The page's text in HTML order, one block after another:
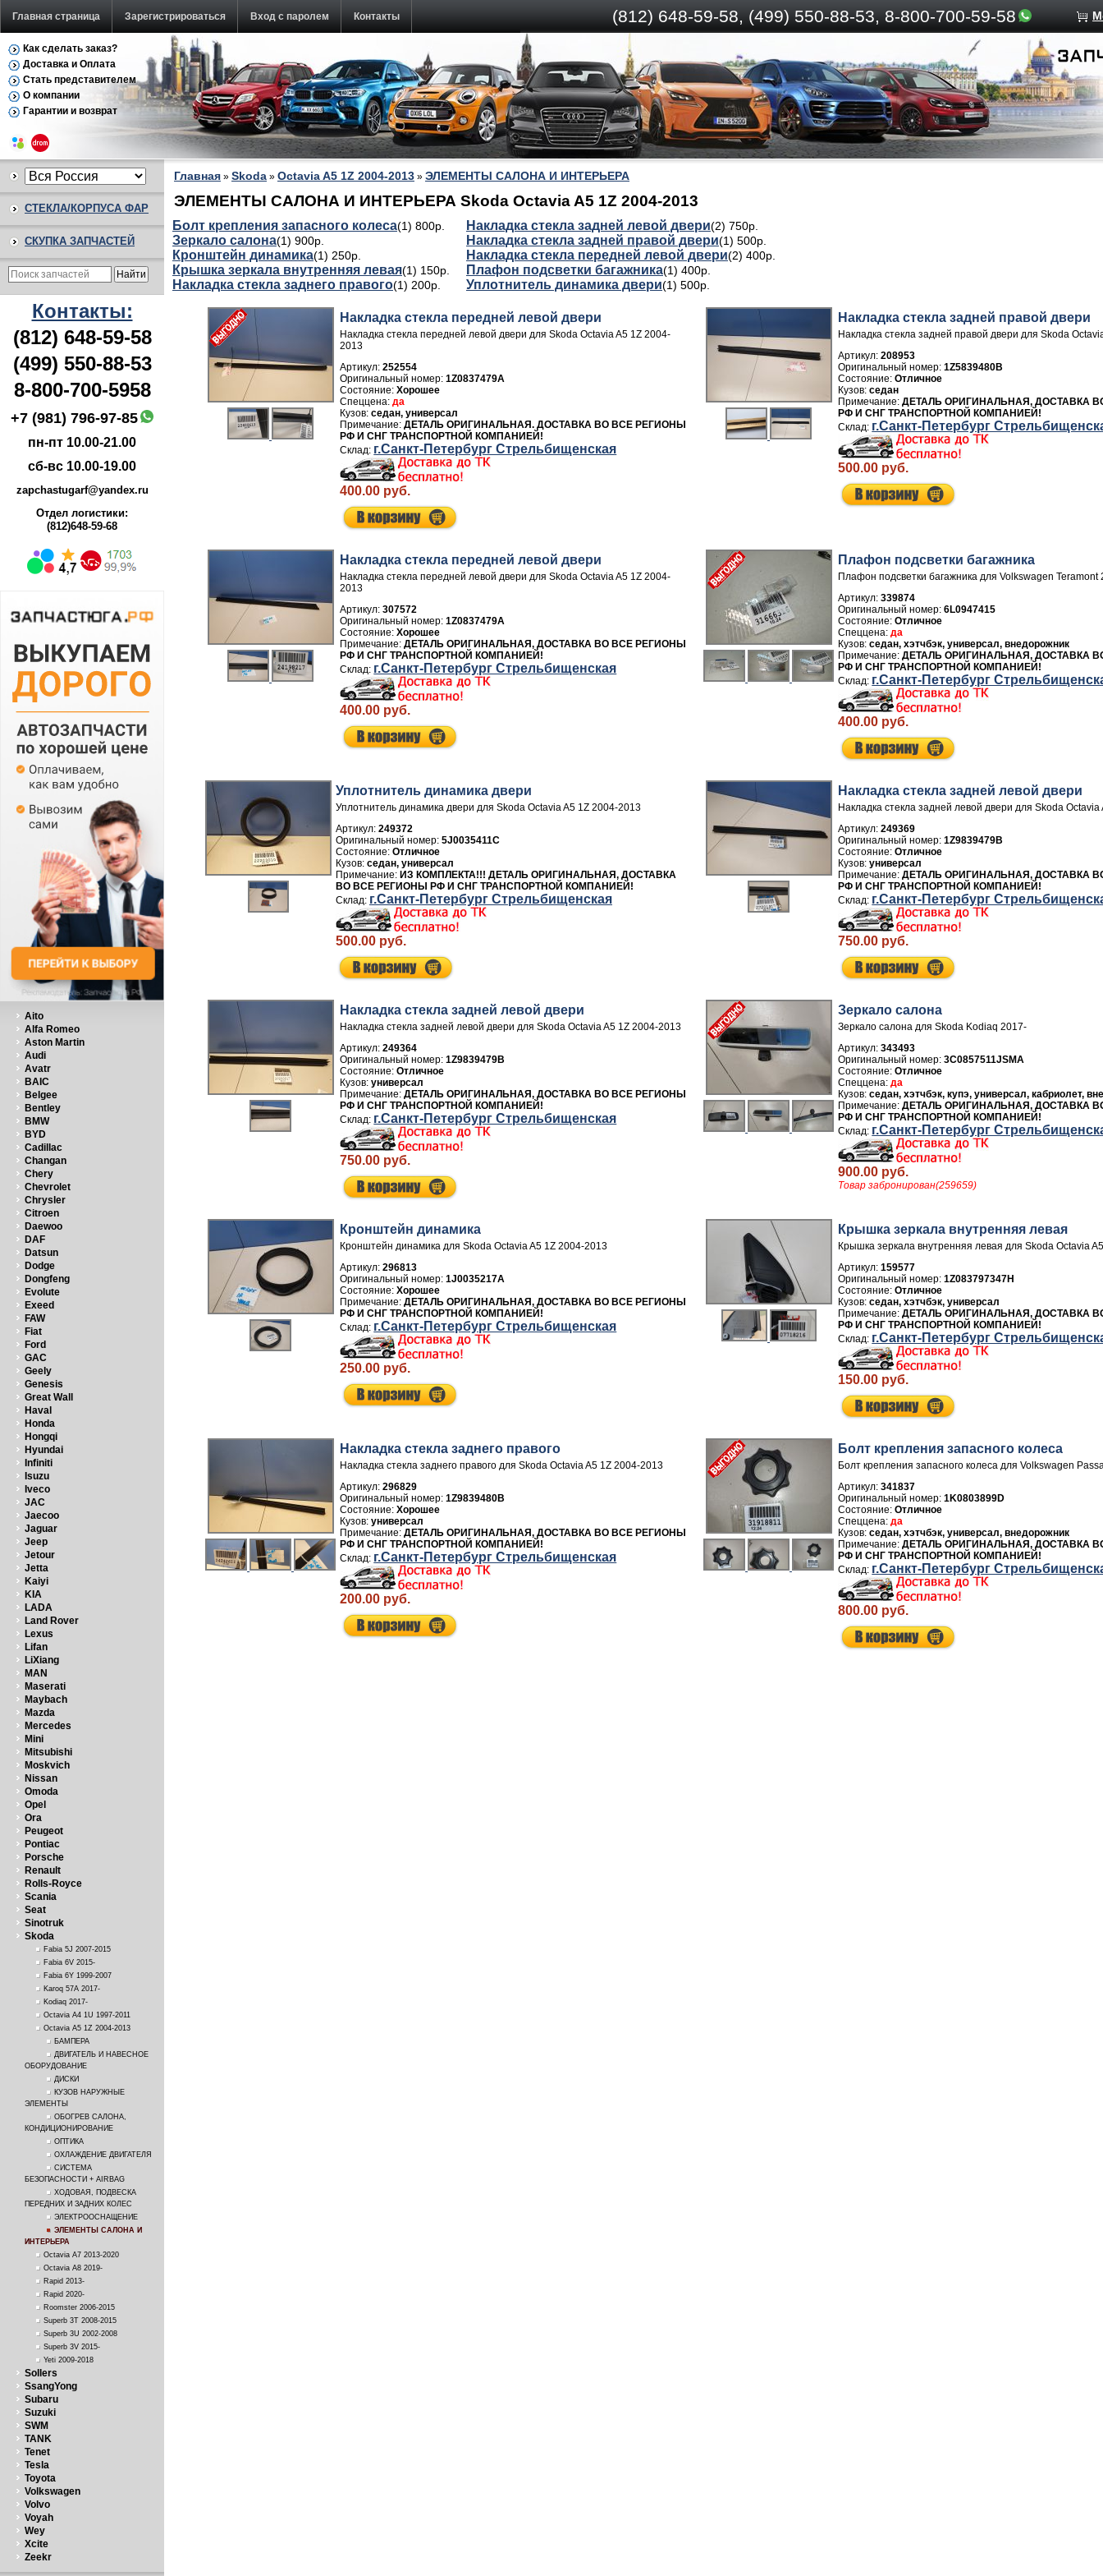
Главная страница Зарегистрироваться Вход с паролем Контакты (812) 648-59-58, (499) 550-88-53, 8-800-700-59-58
Как сделать заказ?
Доставка и Оплата
Стать представителем
О компании
Гарантии и возврат
СТЕКЛА/КОРПУСА ФАР
СКУПКА ЗАПЧАСТЕЙ
Контакты:
(812) 648-59-58
(499) 550-88-53
8-800-700-5958
+7 (981) 796-97-85
пн-пт 10.00-21.00
сб-вс 10.00-19.00
zapchastugarf@yandex.ru
Отдел логистики:
(812)648-59-68
Aito
Alfa Romeo
Aston Martin
Audi
Avatr
BAIC
Belgee
Bentley
BMW
BYD
Cadillac
Changan
Chery
Chevrolet
Chrysler
Citroen
Daewoo
DAF
Datsun
Dodge
Dongfeng
Evolute
Exeed
FAW
Fiat
Ford
GAC
Geely
Genesis
Great Wall
Haval
Honda
Hongqi
Hyundai
Infiniti
Isuzu
Iveco
JAC
Jaecoo
Jaguar
Jeep
Jetour
Jetta
Kaiyi
KIA
LADA
Land Rover
Lexus
Lifan
LiXiang
MAN
Maserati
Maybach
Mazda
Mercedes
Mini
Mitsubishi
Moskvich
Nissan
Omoda
Opel
Ora
Peugeot
Pontiac
Porsche
Renault
Rolls-Royce
Scania
Seat
Sinotruk
Skoda
Fabia 5J 2007-2015
Fabia 6V 2015-
Fabia 6Y 1999-2007
Karoq 57A 2017-
Kodiaq 2017-
Octavia A4 1U 1997-2011
Octavia A5 1Z 2004-2013
БАМПЕРА
ДВИГАТЕЛЬ И НАВЕСНОЕ
ОБОРУДОВАНИЕ
ДИСКИ
КУЗОВ НАРУЖНЫЕ
ЭЛЕМЕНТЫ
ОБОГРЕВ САЛОНА,
КОНДИЦИОНИРОВАНИЕ
ОПТИКА
ОХЛАЖДЕНИЕ ДВИГАТЕЛЯ
СИСТЕМА
БЕЗОПАСНОСТИ + AIRBAG
ХОДОВАЯ, ПОДВЕСКА
ПЕРЕДНИХ И ЗАДНИХ КОЛЕС
ЭЛЕКТРООСНАЩЕНИЕ
ЭЛЕМЕНТЫ САЛОНА И
ИНТЕРЬЕРА
Octavia A7 2013-2020
Octavia A8 2019-
Rapid 2013-
Rapid 2020-
Roomster 2006-2015
Superb 3T 2008-2015
Superb 3U 2002-2008
Superb 3V 2015-
Yeti 2009-2018
Sollers
SsangYong
Subaru
Suzuki
SWM
TANK
Tenet
Tesla
Toyota
Volkswagen
Volvo
Voyah
Wey
Xcite
Zeekr
Главная » Skoda » Octavia A5 1Z 2004-2013 » ЭЛЕМЕНТЫ САЛОНА И ИНТЕРЬЕРА
ЭЛЕМЕНТЫ САЛОНА И ИНТЕРЬЕРА Skoda Octavia A5 1Z 2004-2013
Болт крепления запасного колеса(1) 800р.
Зеркало салона(1) 900р.
Кронштейн динамика(1) 250р.
Крышка зеркала внутренняя левая(1) 150р.
Накладка стекла заднего правого(1) 200р.
Накладка стекла задней левой двери(2) 750р.
Накладка стекла задней правой двери(1) 500р.
Накладка стекла передней левой двери(2) 400р.
Плафон подсветки багажника(1) 400р.
Уплотнитель динамика двери(1) 500р.
Накладка стекла передней левой двери
Накладка стекла передней левой двери для Skoda Octavia A5 1Z 2004-
2013
Артикул:252554
1Z0837479A
Хорошее
да
седан, универсал
ДЕТАЛЬ ОРИГИНАЛЬНАЯ. ДОСТАВКА ВО ВСЕ РЕГИОНЫ
РФ И СНГ ТРАНСПОРТНОЙ КОМПАНИЕЙ!
г.Санкт-Петербург Стрельбищенская
400.00 руб.
Накладка стекла задней правой двери
Накладка стекла задней правой двери для Skoda
Артикул:208953
1Z5839480B
Отличное
седан
ДЕТАЛЬ ОРИГИНАЛЬНАЯ, ДОСТАВКА
РФ И СНГ ТРАНСПОРТНОЙ КОМПАНИЕЙ!
г.Санкт-Петербург
500.00 руб.
Накладка стекла передней левой двери
Накладка стекла передней левой двери для Skoda Octavia A5 1Z 2004-
2013
Артикул:307572
1Z0837479A
Хорошее
ДЕТАЛЬ ОРИГИНАЛЬНАЯ, ДОСТАВКА ВО ВСЕ РЕГИОНЫ
РФ И СНГ ТРАНСПОРТНОЙ КОМПАНИЕЙ!
г.Санкт-Петербург Стрельбищенская
400.00 руб.
Плафон подсветки багажника
Плафон подсветки багажника для Volkswagen Teramont
Артикул:339874
6L0947415
Отличное
да
седан, хэтчбэк, универсал, внедорожник
ДЕТАЛЬ ОРИГИНАЛЬНАЯ, ДОСТАВКА
РФ И СНГ ТРАНСПОРТНОЙ КОМПАНИЕЙ!
г.Санкт-Петербург
400.00 руб.
Уплотнитель динамика двери
Уплотнитель динамика двери для Skoda Octavia A5 1Z 2004-2013
Артикул: 249372
5J0035411C
Отличное
седан, универсал
ИЗ КОМПЛЕКТА!!! ДЕТАЛЬ ОРИГИНАЛЬНАЯ, ДОСТАВКА
ВО ВСЕ РЕГИОНЫ РФ И СНГ ТРАНСПОРТНОЙ КОМПАНИЕЙ!
г.Санкт-Петербург Стрельбищенская
500.00 руб.
Накладка стекла задней левой двери
Накладка стекла задней левой двери для Skoda
Артикул:249369
1Z9839479B
Отличное
универсал
ДЕТАЛЬ ОРИГИНАЛЬНАЯ, ДОСТАВКА
РФ И СНГ ТРАНСПОРТНОЙ КОМПАНИЕЙ!
г.Санкт-Петербург
750.00 руб.
Накладка стекла задней левой двери
Накладка стекла задней левой двери для Skoda Octavia A5 1Z 2004-2013
Артикул:249364
1Z9839479B
Отличное
универсал
ДЕТАЛЬ ОРИГИНАЛЬНАЯ, ДОСТАВКА ВО ВСЕ РЕГИОНЫ
РФ И СНГ ТРАНСПОРТНОЙ КОМПАНИЕЙ!
г.Санкт-Петербург Стрельбищенская
750.00 руб.
Зеркало салона
Зеркало салона для Skoda Kodiaq 2017-
Артикул:343493
3C0857511JSMA
Отличное
да
седан, хэтчбэк, купэ, универсал, кабриолет,
ДЕТАЛЬ ОРИГИНАЛЬНАЯ, ДОСТАВКА
РФ И СНГ ТРАНСПОРТНОЙ КОМПАНИЕЙ!
г.Санкт-Петербург
900.00 руб.
Товар забронирован(259659)
Кронштейн динамика
Кронштейн динамика для Skoda Octavia A5 1Z 2004-2013
Артикул:296813
1J0035217A
Хорошее
ДЕТАЛЬ ОРИГИНАЛЬНАЯ, ДОСТАВКА ВО ВСЕ РЕГИОНЫ
РФ И СНГ ТРАНСПОРТНОЙ КОМПАНИЕЙ!
г.Санкт-Петербург Стрельбищенская
250.00 руб.
Крышка зеркала внутренняя левая
Крышка зеркала внутренняя левая для Skoda Octavia
Артикул:159577
1Z083797347H
Отличное
седан, хэтчбэк, универсал
ДЕТАЛЬ ОРИГИНАЛЬНАЯ, ДОСТАВКА
РФ И СНГ ТРАНСПОРТНОЙ КОМПАНИЕЙ!
г.Санкт-Петербург
150.00 руб.
Накладка стекла заднего правого
Накладка стекла заднего правого для Skoda Octavia A5 1Z 2004-2013
Артикул:296829
1Z9839480B
Хорошее
универсал
ДЕТАЛЬ ОРИГИНАЛЬНАЯ, ДОСТАВКА ВО ВСЕ РЕГИОНЫ
РФ И СНГ ТРАНСПОРТНОЙ КОМПАНИЕЙ!
г.Санкт-Петербург Стрельбищенская
200.00 руб.
Болт крепления запасного колеса
Болт крепления запасного колеса для Volkswagen
Артикул:341837
1K0803899D
Отличное
да
седан, хэтчбэк, универсал, внедорожник
ДЕТАЛЬ ОРИГИНАЛЬНАЯ, ДОСТАВКА
РФ И СНГ ТРАНСПОРТНОЙ КОМПАНИЕЙ!
г.Санкт-Петербург
800.00 руб.